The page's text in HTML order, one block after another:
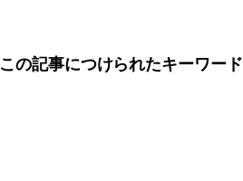
この記事につけられたキーワード